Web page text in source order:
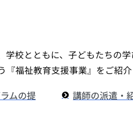
校とともに、子どもたちの
福祉教育支援事業』をご紹介
ムの提
講師の派遣・